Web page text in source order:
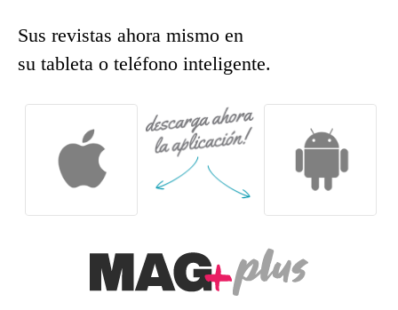
Sus revistas ahora mismo en
su tableta o teléfono inteligente.